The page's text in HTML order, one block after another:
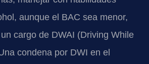
aunque el BAC sea menor,
cargo de DWAI (Driving While
condena por DWI en el